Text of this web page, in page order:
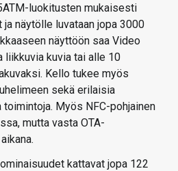
luokitusten mukaisesti
näytölle luvataan jopa 3000
näyttöön saa Video
liikkuvia kuvia tai alle 10
Kello tukee myös
sekä erilaisia
Myös NFC-pohjainen
mutta vasta OTA-
kattavat jopa 122